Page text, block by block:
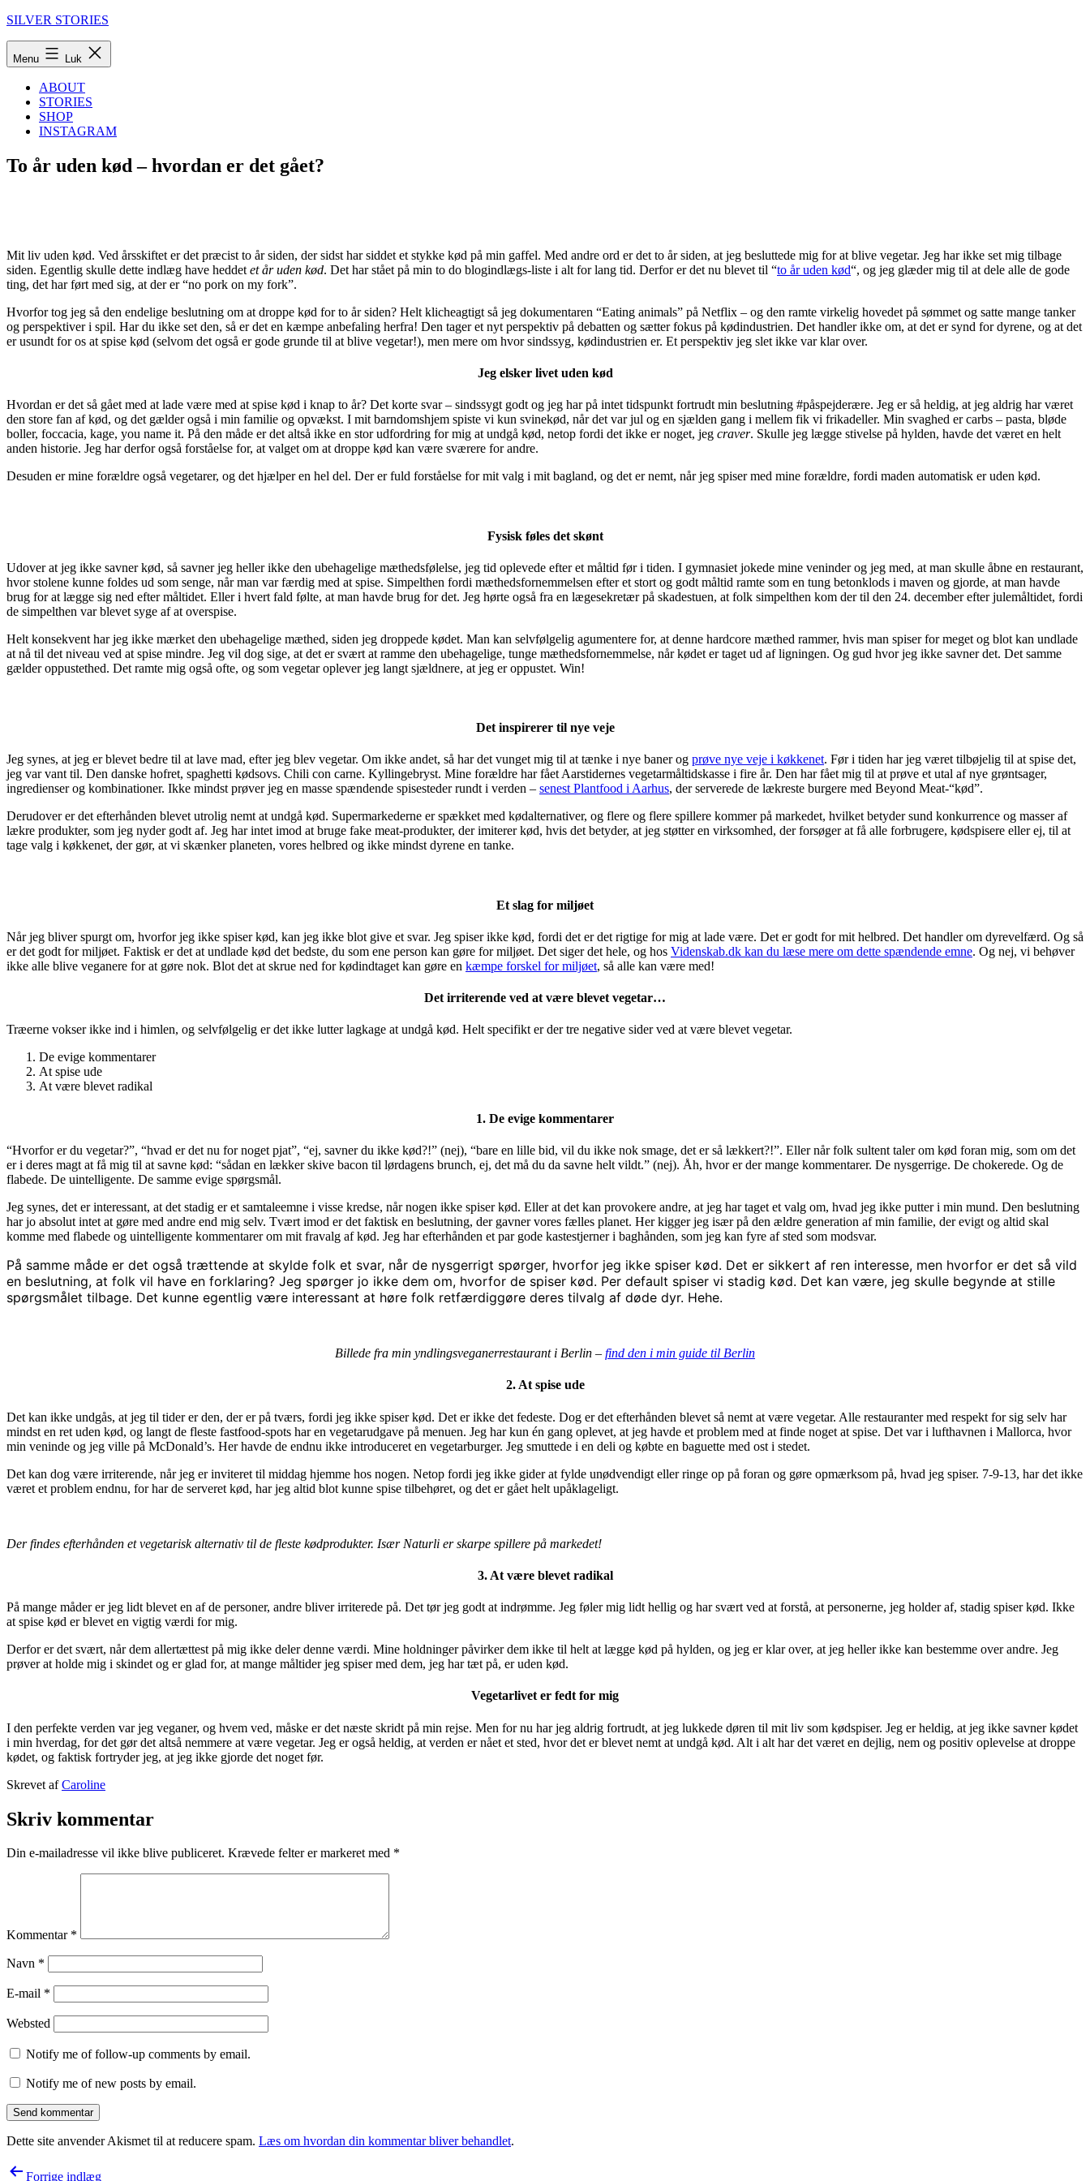
Fortsæt
SILVER STORIES
Menu Luk
ABOUT
STORIES
SHOP
INSTAGRAM
To år uden kød – hvordan er det gået?
Mit liv uden kød. Ved årsskiftet er det præcist to år siden, der sidst har siddet et stykke kød på min gaffel. Med andre ord er det to år siden, at jeg besluttede mig for at blive vegetar. Jeg har ikke set mig tilbage
siden. Egentlig skulle dette indlæg have heddet et år uden kød. Det har stået på min to do blogindlægs-liste i alt for lang tid. Derfor er det nu blevet til “to år uden kød“, og jeg glæder mig til at dele alle de gode
ting, det har ført med sig, at der er “no pork on my fork”.
Hvorfor tog jeg så den endelige beslutning om at droppe kød for to år siden? Helt klicheagtigt så jeg dokumentaren “Eating animals” på Netflix – og den ramte virkelig hovedet på sømmet og satte mange tanker
og perspektiver i spil. Har du ikke set den, så er det en kæmpe anbefaling herfra! Den tager et nyt perspektiv på debatten og sætter fokus på kødindustrien. Det handler ikke om, at det er synd for dyrene, og at det
er usundt for os at spise kød (selvom det også er gode grunde til at blive vegetar!), men mere om hvor sindssyg, kødindustrien er. Et perspektiv jeg slet ikke var klar over.
Jeg elsker livet uden kød
Hvordan er det så gået med at lade være med at spise kød i knap to år? Det korte svar – sindssygt godt og jeg har på intet tidspunkt fortrudt min beslutning #påspejderære. Jeg er så heldig, at jeg aldrig har været
den store fan af kød, og det gælder også i min familie og opvækst. I mit barndomshjem spiste vi kun svinekød, når det var jul og en sjælden gang i mellem fik vi frikadeller. Min svaghed er carbs – pasta, bløde
boller, foccacia, kage, you name it. På den måde er det altså ikke en stor udfordring for mig at undgå kød, netop fordi det ikke er noget, jeg craver. Skulle jeg lægge stivelse på hylden, havde det været en helt
anden historie. Jeg har derfor også forståelse for, at valget om at droppe kød kan være sværere for andre.
Desuden er mine forældre også vegetarer, og det hjælper en hel del. Der er fuld forståelse for mit valg i mit bagland, og det er nemt, når jeg spiser med mine forældre, fordi maden automatisk er uden kød.
Fysisk føles det skønt
Udover at jeg ikke savner kød, så savner jeg heller ikke den ubehagelige mæthedsfølelse, jeg tid oplevede efter et måltid før i tiden. I gymnasiet jokede mine veninder og jeg med, at man skulle åbne en restaurant,
hvor stolene kunne foldes ud som senge, når man var færdig med at spise. Simpelthen fordi mæthedsfornemmelsen efter et stort og godt måltid ramte som en tung betonklods i maven og gjorde, at man havde
brug for at lægge sig ned efter måltidet. Eller i hvert fald følte, at man havde brug for det. Jeg hørte også fra en lægesekretær på skadestuen, at folk simpelthen kom der til den 24. december efter julemåltidet, fordi
de simpelthen var blevet syge af at overspise.
Helt konsekvent har jeg ikke mærket den ubehagelige mæthed, siden jeg droppede kødet. Man kan selvfølgelig agumentere for, at denne hardcore mæthed rammer, hvis man spiser for meget og blot kan undlade
at nå til det niveau ved at spise mindre. Jeg vil dog sige, at det er svært at ramme den ubehagelige, tunge mæthedsfornemmelse, når kødet er taget ud af ligningen. Og gud hvor jeg ikke savner det. Det samme
gælder oppustethed. Det ramte mig også ofte, og som vegetar oplever jeg langt sjældnere, at jeg er oppustet. Win!
Det inspirerer til nye veje
Jeg synes, at jeg er blevet bedre til at lave mad, efter jeg blev vegetar. Om ikke andet, så har det vunget mig til at tænke i nye baner og prøve nye veje i køkkenet. Før i tiden har jeg været tilbøjelig til at spise det,
jeg var vant til. Den danske hofret, spaghetti kødsovs. Chili con carne. Kyllingebryst. Mine forældre har fået Aarstidernes vegetarmåltidskasse i fire år. Den har fået mig til at prøve et utal af nye grøntsager,
ingredienser og kombinationer. Ikke mindst prøver jeg en masse spændende spisesteder rundt i verden – senest Plantfood i Aarhus, der serverede de lækreste burgere med Beyond Meat-“kød”.
Derudover er det efterhånden blevet utrolig nemt at undgå kød. Supermarkederne er spækket med kødalternativer, og flere og flere spillere kommer på markedet, hvilket betyder sund konkurrence og masser af
lækre produkter, som jeg nyder godt af. Jeg har intet imod at bruge fake meat-produkter, der imiterer kød, hvis det betyder, at jeg støtter en virksomhed, der forsøger at få alle forbrugere, kødspisere eller ej, til at
tage valg i køkkenet, der gør, at vi skænker planeten, vores helbred og ikke mindst dyrene en tanke.
Et slag for miljøet
Når jeg bliver spurgt om, hvorfor jeg ikke spiser kød, kan jeg ikke blot give et svar. Jeg spiser ikke kød, fordi det er det rigtige for mig at lade være. Det er godt for mit helbred. Det handler om dyrevelfærd. Og så
er det godt for miljøet. Faktisk er det at undlade kød det bedste, du som ene person kan gøre for miljøet. Det siger det hele, og hos Videnskab.dk kan du læse mere om dette spændende emne. Og nej, vi behøver
ikke alle blive veganere for at gøre nok. Blot det at skrue ned for kødindtaget kan gøre en kæmpe forskel for miljøet, så alle kan være med!
Det irriterende ved at være blevet vegetar…
Træerne vokser ikke ind i himlen, og selvfølgelig er det ikke lutter lagkage at undgå kød. Helt specifikt er der tre negative sider ved at være blevet vegetar.
De evige kommentarer
At spise ude
At være blevet radikal
1. De evige kommentarer
“Hvorfor er du vegetar?”, “hvad er det nu for noget pjat”, “ej, savner du ikke kød?!” (nej), “bare en lille bid, vil du ikke nok smage, det er så lækkert?!”. Eller når folk sultent taler om kød foran mig, som om det
er i deres magt at få mig til at savne kød: “sådan en lækker skive bacon til lørdagens brunch, ej, det må du da savne helt vildt.” (nej). Åh, hvor er der mange kommentarer. De nysgerrige. De chokerede. Og de
flabede. De uintelligente. De samme evige spørgsmål.
Jeg synes, det er interessant, at det stadig er et samtaleemne i visse kredse, når nogen ikke spiser kød. Eller at det kan provokere andre, at jeg har taget et valg om, hvad jeg ikke putter i min mund. Den beslutning
har jo absolut intet at gøre med andre end mig selv. Tvært imod er det faktisk en beslutning, der gavner vores fælles planet. Her kigger jeg især på den ældre generation af min familie, der evigt og altid skal
komme med flabede og uintelligente kommentarer om mit fravalg af kød. Jeg har efterhånden et par gode kastestjerner i baghånden, som jeg kan fyre af sted som modsvar.
På samme måde er det også trættende at skylde folk et svar, når de nysgerrigt spørger, hvorfor jeg ikke spiser kød. Det er sikkert af ren interesse, men hvorfor er det så vild
en beslutning, at folk vil have en forklaring? Jeg spørger jo ikke dem om, hvorfor de spiser kød. Per default spiser vi stadig kød. Det kan være, jeg skulle begynde at stille
spørgsmålet tilbage. Det kunne egentlig være interessant at høre folk retfærdiggøre deres tilvalg af døde dyr. Hehe.
Billede fra min yndlingsveganerrestaurant i Berlin – find den i min guide til Berlin
2. At spise ude
Det kan ikke undgås, at jeg til tider er den, der er på tværs, fordi jeg ikke spiser kød. Det er ikke det fedeste. Dog er det efterhånden blevet så nemt at være vegetar. Alle restauranter med respekt for sig selv har
mindst en ret uden kød, og langt de fleste fastfood-spots har en vegetarudgave på menuen. Jeg har kun én gang oplevet, at jeg havde et problem med at finde noget at spise. Det var i lufthavnen i Mallorca, hvor
min veninde og jeg ville på McDonald’s. Her havde de endnu ikke introduceret en vegetarburger. Jeg smuttede i en deli og købte en baguette med ost i stedet.
Det kan dog være irriterende, når jeg er inviteret til middag hjemme hos nogen. Netop fordi jeg ikke gider at fylde unødvendigt eller ringe op på foran og gøre opmærksom på, hvad jeg spiser. 7-9-13, har det ikke
været et problem endnu, for har de serveret kød, har jeg altid blot kunne spise tilbehøret, og det er gået helt upåklageligt.
Der findes efterhånden et vegetarisk alternativ til de fleste kødprodukter. Især Naturli er skarpe spillere på markedet!
3. At være blevet radikal
På mange måder er jeg lidt blevet en af de personer, andre bliver irriterede på. Det tør jeg godt at indrømme. Jeg føler mig lidt hellig og har svært ved at forstå, at personerne, jeg holder af, stadig spiser kød. Ikke
at spise kød er blevet en vigtig værdi for mig.
Derfor er det svært, når dem allertættest på mig ikke deler denne værdi. Mine holdninger påvirker dem ikke til helt at lægge kød på hylden, og jeg er klar over, at jeg heller ikke kan bestemme over andre. Jeg
prøver at holde mig i skindet og er glad for, at mange måltider jeg spiser med dem, jeg har tæt på, er uden kød.
Vegetarlivet er fedt for mig
I den perfekte verden var jeg veganer, og hvem ved, måske er det næste skridt på min rejse. Men for nu har jeg aldrig fortrudt, at jeg lukkede døren til mit liv som kødspiser. Jeg er heldig, at jeg ikke savner kødet
i min hverdag, for det gør det altså nemmere at være vegetar. Jeg er også heldig, at verden er nået et sted, hvor det er blevet nemt at undgå kød. Alt i alt har det været en dejlig, nem og positiv oplevelse at droppe
kødet, og faktisk fortryder jeg, at jeg ikke gjorde det noget før.
Udgivet
oktober
2020
Skrevet afCaroline
som
Lifestyle
Skriv kommentar
Din e-mailadresse vil ikke blive publiceret. Krævede felter er markeret med *
Kommentar *
Navn *
E-mail *
Websted
Notify me of follow-up comments by email.
Notify me of new posts by email.
Dette site anvender Akismet til at reducere spam. Læs om hvordan din kommentar bliver behandlet.
Indlægsnavigation
Forrige indlæg